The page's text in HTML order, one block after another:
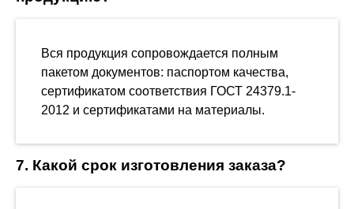
Вся продукция сопровождается полным
пакетом документов: паспортом качества,
сертификатом соответствия ГОСТ 24379.1-
2012 и сертификатами на материалы.
7. Какой срок изготовления заказа?